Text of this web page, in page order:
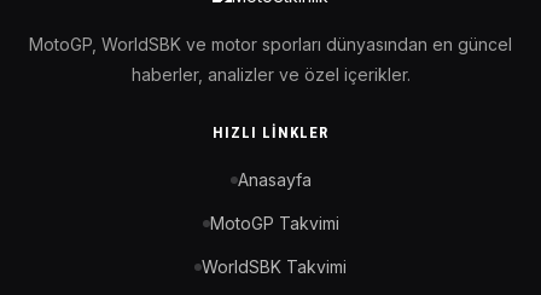
MotoGP, WorldSBK ve motor sporları dünyasından en güncel
haberler, analizler ve özel içerikler.
HIZLI LINKLER
Anasayfa
MotoGP Takvimi
WorldSBK Takvimi